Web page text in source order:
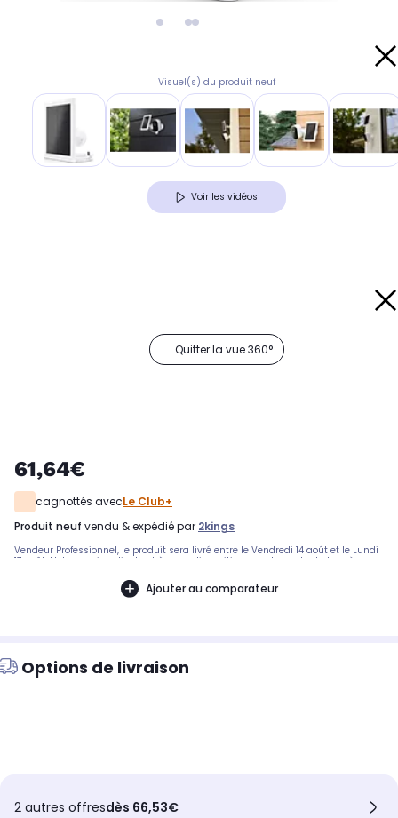
Visuel(s) du produit neuf
Voir les vidéos
Quitter la vue 360°
61,64€
cagnottés avecLe Club+
produit neuf vendu & expédié par 2kings
Vendeur Professionnel, le produit sera livré entre le Vendredi 14 août et le Lundi
17 août. Notre service client est à votre disposition avant, pendant et après
Ajouter au comparateur
Options de livraison
2 autres offresdès 66,53€